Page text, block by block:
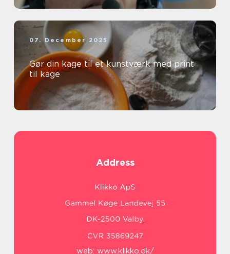
07. December 2025
Gør din kage til et kunstværk med print
til kage
Address
web: www.klikko.dk/